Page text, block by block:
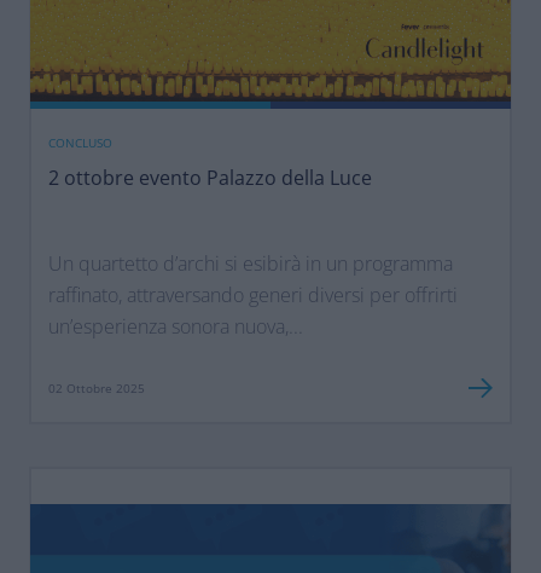
CONCLUSO
2 ottobre evento Palazzo della Luce
Un quartetto d’archi si esibirà in un programma
raffinato, attraversando generi diversi per offrirti
un’esperienza sonora nuova,...
02 Ottobre 2025